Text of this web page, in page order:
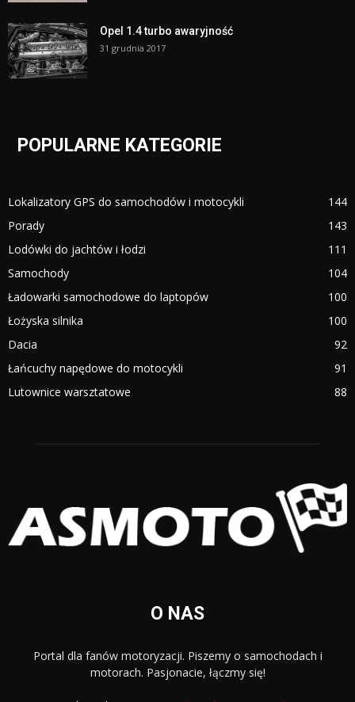
Opel 1.4 turbo awaryjność
31 grudnia 2017
POPULARNE KATEGORIE
Lokalizatory GPS do samochodów i motocykli
144
Porady
143
Lodówki do jachtów i łodzi
111
Samochody
104
Ładowarki samochodowe do laptopów
100
Łożyska silnika
100
Dacia
92
Łańcuchy napędowe do motocykli
91
Lutownice warsztatowe
88
O NAS
Portal dla fanów motoryzacji. Piszemy o samochodach i
motorach. Pasjonacie, łączmy się!